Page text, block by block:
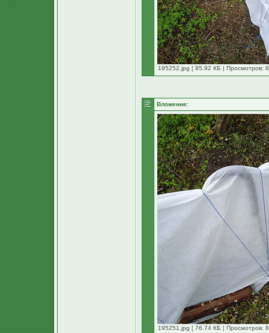
195252.jpg [ 85.92 КБ | Просмотров:
Вложение:
195251.jpg [ 76.74 КБ | Просмотров: